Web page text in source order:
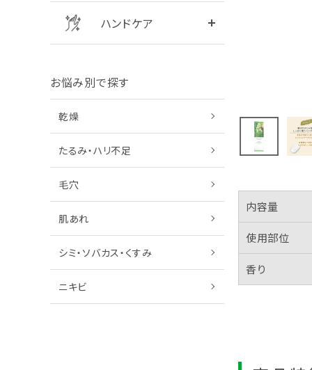
ハンドケア
お悩み別で探す
乾燥
たるみ・ハリ不足
毛穴
肌あれ
シミ・ソバカス・くすみ
ニキビ
内容量
使用部位
香り